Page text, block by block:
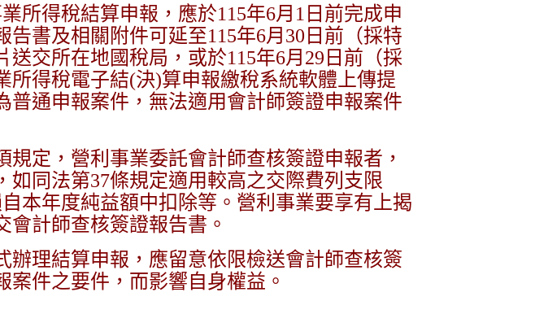
所得稅結算申報，應於115年6月1日前完成申
書及相關附件可延至115年6月30日前（採特
交所在地國稅局，或於115年6月29日前（採
得稅電子結(決)算申報繳稅系統軟體上傳提
通申報案件，無法適用會計師簽證申報案件
定，營利事業委託會計師查核簽證申報者，
同法第37條規定適用較高之交際費列支限
本年度純益額中扣除等。營利事業要享有上揭
計師查核簽證報告書。
理結算申報，應留意依限檢送會計師查核簽
件之要件，而影響自身權益。